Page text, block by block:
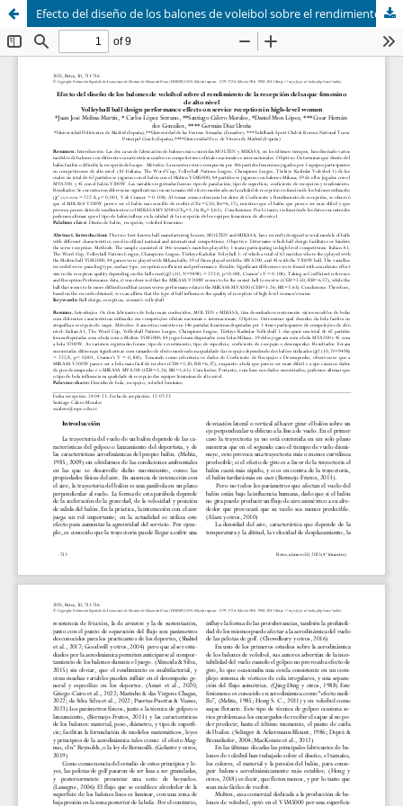
Efecto del diseño de los balones de voleibol sobre el rendimiento de la recepción del saque femenino de alto nivel (Volleyball ball design performance effects on service reception in high-level women)